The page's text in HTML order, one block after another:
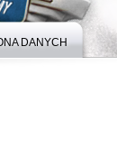
DANYCH